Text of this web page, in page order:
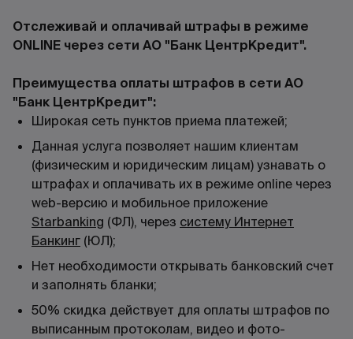
Отслеживай и оплачивай штрафы в режиме
ONLINE через сети АО "Банк ЦентрКредит".
Преимущества оплаты штрафов в сети АО
"Банк ЦентрКредит":
Широкая сеть пунктов приема платежей;
Данная услуга позволяет нашим клиентам
(физическим и юридическим лицам) узнавать о
штрафах и оплачивать их в режиме online через
web-версию и мобильное приложение
Starbanking (ФЛ), через систему Интернет
Банкинг (ЮЛ);
Нет необходимости открывать банковский счет
и заполнять бланки;
50% скидка действует для оплаты штрафов по
выписанным протоколам, видео и фото-